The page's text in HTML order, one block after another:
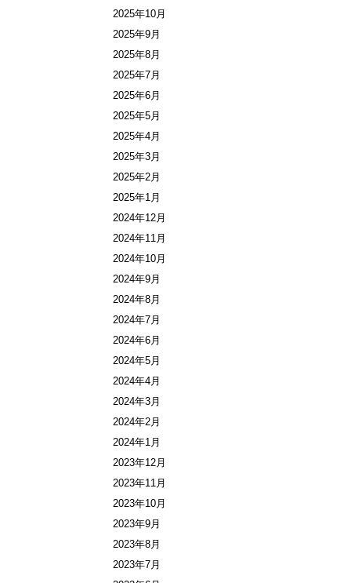
2025年10月
2025年9月
2025年8月
2025年7月
2025年6月
2025年5月
2025年4月
2025年3月
2025年2月
2025年1月
2024年12月
2024年11月
2024年10月
2024年9月
2024年8月
2024年7月
2024年6月
2024年5月
2024年4月
2024年3月
2024年2月
2024年1月
2023年12月
2023年11月
2023年10月
2023年9月
2023年8月
2023年7月